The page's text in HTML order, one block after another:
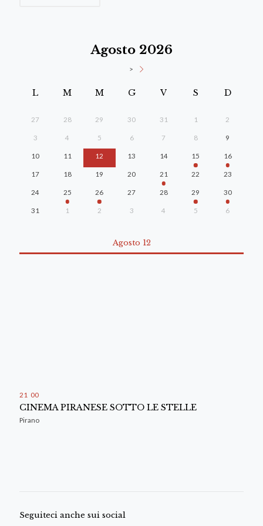
Agosto 2026
>
L M M G V S D
27 28 29 30 31 1 2
3 4 5 6 7 8 9
10 11 12 13 14 15 16
17 18 19 20 21 22 23
24 25 26 27 28 29 30
31 1 2 3 4 5 6
Agosto 12
21 00
CINEMA PIRANESE SOTTO LE STELLE
Pirano
Seguiteci anche sui social